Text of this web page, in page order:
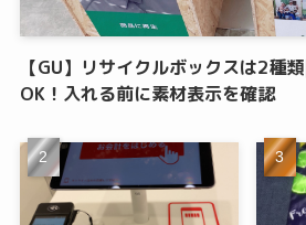
【GU】リサイクルボックスは2種
OK！入れる前に素材表示を確認